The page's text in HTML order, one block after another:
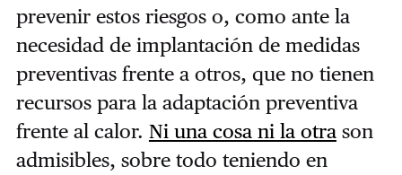
prevenir estos riesgos o, como ante la
necesidad de implantación de medidas
preventivas frente a otros, que no tienen
recursos para la adaptación preventiva
frente al calor. Ni una cosa ni la otrason
admisibles, sobre todo teniendo en